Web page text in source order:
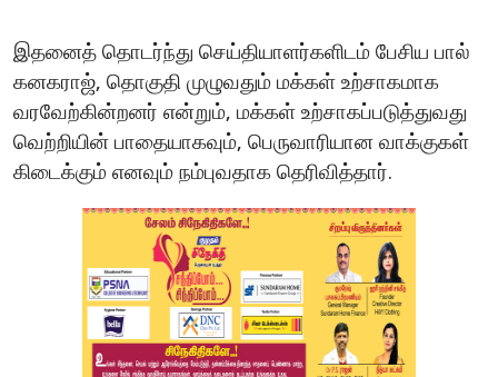
இதனைத் தொடர்ந்து செய்தியாளர்களிடம் பேசிய பால்
கனகராஜ், தொகுதி முழுவதும் மக்கள் உற்சாகமாக
வரவேற்கின்றனர் என்றும், மக்கள் உற்சாகப்படுத்துவது
வெற்றியின் பாதையாகவும், பெருவாரியான வாக்குகள்
கிடைக்கும் எனவும் நம்புவதாக தெரிவித்தார்.